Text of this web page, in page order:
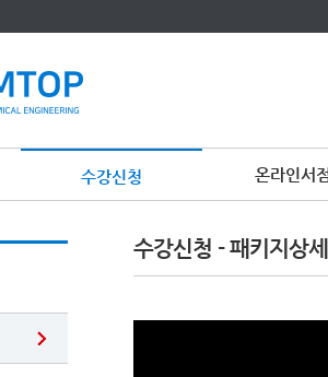
수강신청 온라인서
약
관
보
수강신청 - 패키지상세